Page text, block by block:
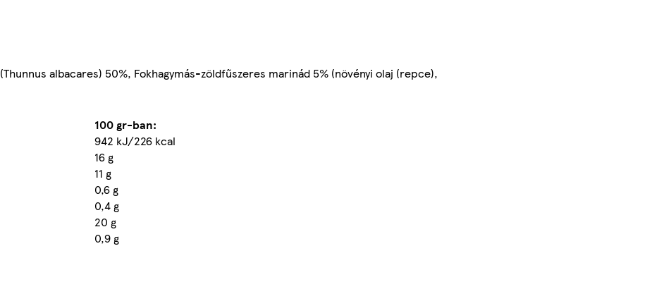
(Thunnus albacares) 50%, Fokhagymás-zöldfűszeres marinád 5% (növényi olaj (repce),
100 gr-ban:
942 kJ/226 kcal
16 g
11 g
0,6 g
0,4 g
20 g
0,9 g